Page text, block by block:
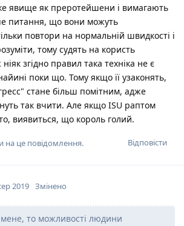
явище як преротейшени і вимагають
питання, що вони можуть
повтори на нормальній швидкості і
тому судять на користь
згідно правил така техніка не є
поки що. Тому якщо її узаконять,
стане більш помітним, адже
так вчити. Але якщо ISU раптом
виявиться, що король голий.
Відповісти
на це повідомлення.
2019 Змінено
то можливості людини